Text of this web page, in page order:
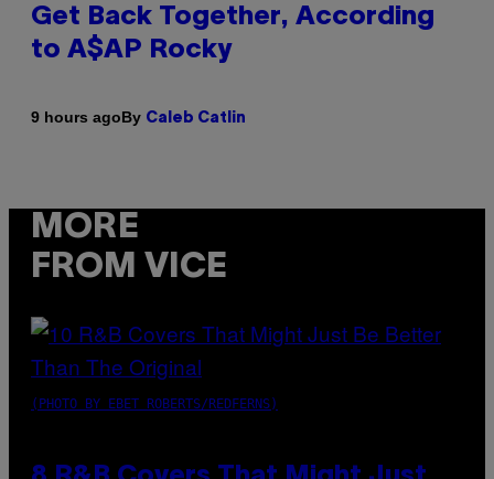
Get Back Together, According
to A$AP Rocky
9 hours agoBy Caleb Catlin
MORE
FROM VICE
(PHOTO BY EBET ROBERTS/REDFERNS)